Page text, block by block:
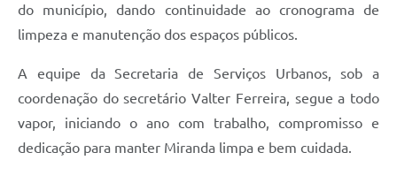
do município, dando continuidade ao cronograma de
limpeza e manutenção dos espaços públicos.
A equipe da Secretaria de Serviços Urbanos, sob a
coordenação do secretário Valter Ferreira, segue a todo
vapor, iniciando o ano com trabalho, compromisso e
dedicação para manter Miranda limpa e bem cuidada.